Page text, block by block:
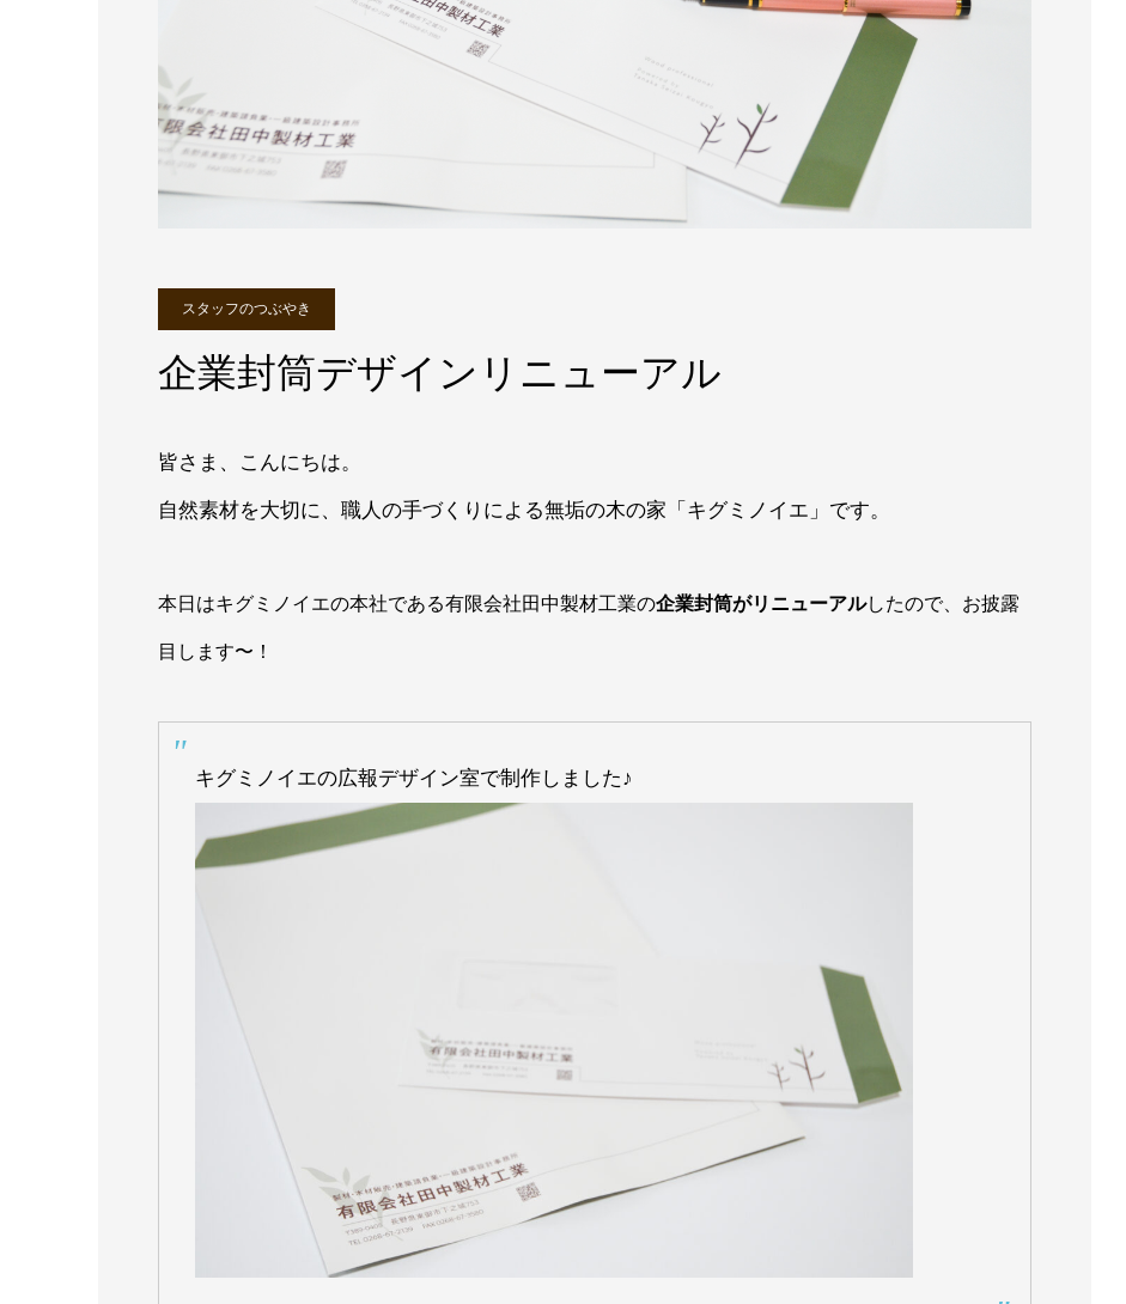
スタッフのつぶやき
企業封筒デザインリニューアル
皆さま、こんにちは。
自然素材を大切に、職人の手づくりによる無垢の木の家「キグミノイエ」です。
本日はキグミノイエの本社である有限会社田中製材工業の企業封筒がリニューアルしたので、お披露
目します〜！
キグミノイエの広報デザイン室で制作しました♪